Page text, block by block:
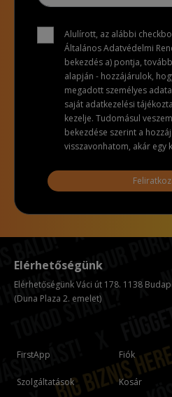
Alulírott, az alábbi
Általános Adatvédelmi
bekezdés a) pontja,
alapján - hozzájárulok,
megadott személyes
saját adatkezelési
kezelje. Tudomásul
bekezdése szerint a
visszavonhatom, akár egy
FirstApp
Szolgáltatások
Fiók
Kosár
Elérhetőségünk
Elérhetőségünk Váci út 178. 1138
(Duna Plaza 2. emelet)